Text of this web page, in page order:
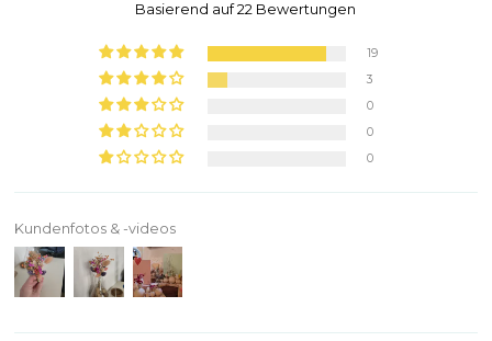
Basierend auf 22 Bewertungen
19
3
0
0
0
Kundenfotos & -videos